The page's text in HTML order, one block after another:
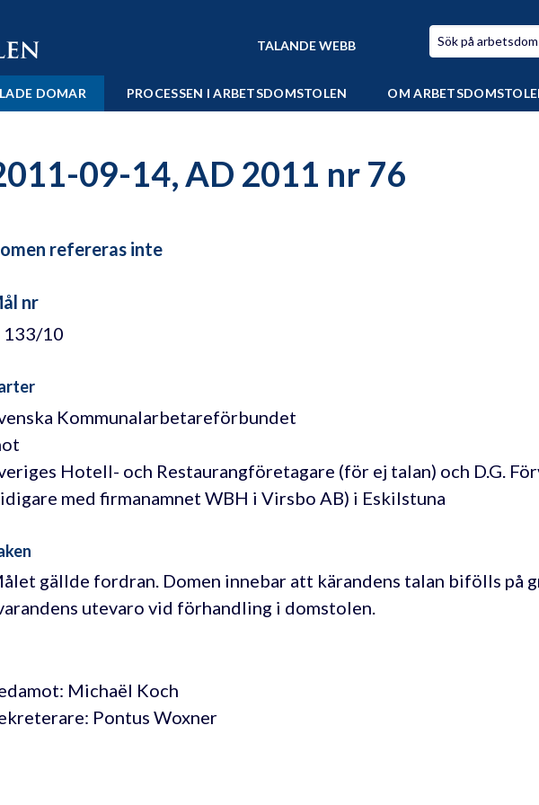
TALANDE WEBB
DOMAR PROCESSEN I ARBETSDOMSTOLEN OM
09-14, AD 2011 nr 76
refereras inte
nr
133/10
Kommunalarbetareförbundet
Hotell- och Restaurangföretagare (för ej talan) och D.G.
med firmanamnet WBH i Virsbo AB) i Eskilstuna
gällde fordran. Domen innebar att kärandens talan bifölls på
utevaro vid förhandling i domstolen.
Michaël Koch
Pontus Woxner